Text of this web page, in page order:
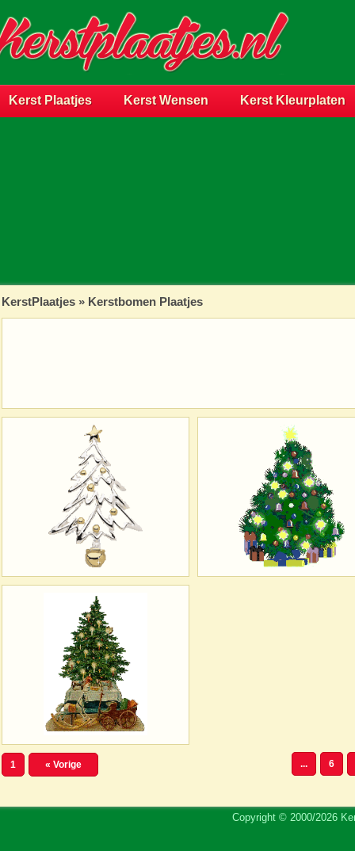
Kerst Plaatjes Kerst Wensen Kerst Kleurplaten
KerstPlaatjes » Kerstbomen Plaatjes
1 « Vorige ... 6
Copyright © 2000/2026